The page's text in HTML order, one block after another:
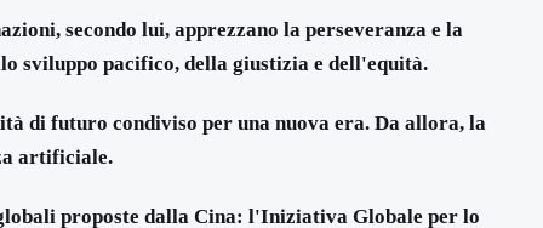
secondo lui, apprezzano la perseveranza e la
sviluppo pacifico, della giustizia e dell'equità.
di futuro condiviso per una nuova era. Da allora, la
artificiale.
proposte dalla Cina: l'Iniziativa Globale per lo